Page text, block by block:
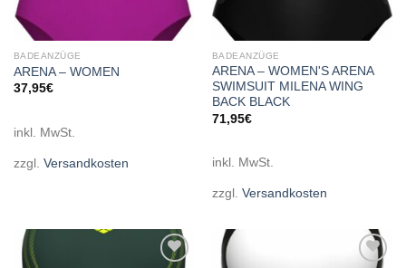
BADEANZÜGE
ARENA – WOMEN
37,95€
inkl. MwSt.
zzgl. Versandkosten
BADEANZÜGE
ARENA – WOMEN'S ARENA
SWIMSUIT MILENA WING
BACK BLACK
71,95€
inkl. MwSt.
zzgl. Versandkosten